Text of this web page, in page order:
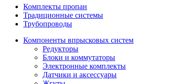
Комплекты пропан
Традиционные системы
Трубопроводы
Компоненты впрысковых систем
Редукторы
Блоки и коммутаторы
Электронные комплекты
Датчики и аксессуары